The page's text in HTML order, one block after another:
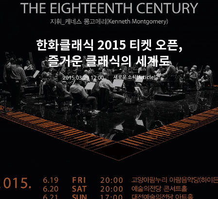
한화클래식 2015 티켓 오픈,
즐거운 클래식의 세계로
2015.03.29 12:00 새로운 소식(Article)